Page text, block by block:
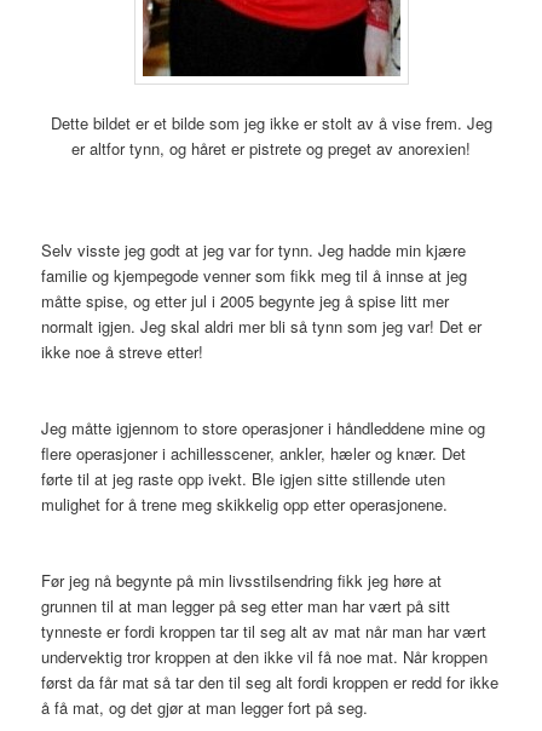
Dette bildet er et bilde som jeg ikke er stolt av å vise frem. Jeg
er altfor tynn, og håret er pistrete og preget av anorexien!
Selv visste jeg godt at jeg var for tynn. Jeg hadde min kjære
familie og kjempegode venner som fikk meg til å innse at jeg
måtte spise, og etter jul i 2005 begynte jeg å spise litt mer
normalt igjen. Jeg skal aldri mer bli så tynn som jeg var! Det er
ikke noe å streve etter!
Jeg måtte igjennom to store operasjoner i håndleddene mine og
flere operasjoner i achillesscener, ankler, hæler og knær. Det
førte til at jeg raste opp ivekt. Ble igjen sitte stillende uten
mulighet for å trene meg skikkelig opp etter operasjonene.
Før jeg nå begynte på min livsstilsendring fikk jeg høre at
grunnen til at man legger på seg etter man har vært på sitt
tynneste er fordi kroppen tar til seg alt av mat når man har vært
undervektig tror kroppen at den ikke vil få noe mat. Når kroppen
først da får mat så tar den til seg alt fordi kroppen er redd for ikke
å få mat, og det gjør at man legger fort på seg.